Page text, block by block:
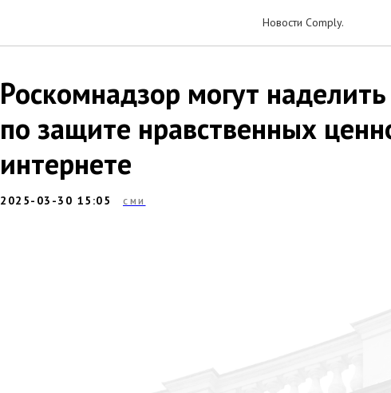
Новости Comply.
Роскомнадзор могут
по защите нравственных
интернете
2025-03-30 15:05 СМИ